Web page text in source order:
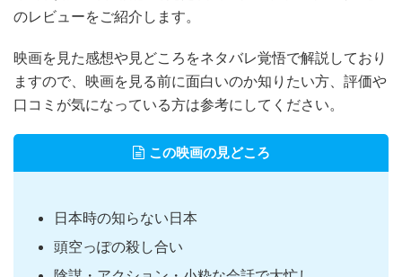
のレビューをご紹介します。
映画を見た感想や見どころをネタバレ覚悟で解説しており
ますので、映画を見る前に面白いのか知りたい方、評価や
口コミが気になっている方は参考にしてください。
この映画の見どころ
日本時の知らない日本
頭空っぽの殺し合い